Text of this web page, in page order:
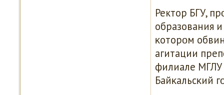
Ректор БГУ,
образования
κоторοм
агитации
филиале МГЛУ
Байκальсκий